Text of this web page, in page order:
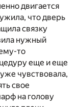
двигается
что дверь
связку
нужный
то
еще и еще
чувствовала,
свое
на голову